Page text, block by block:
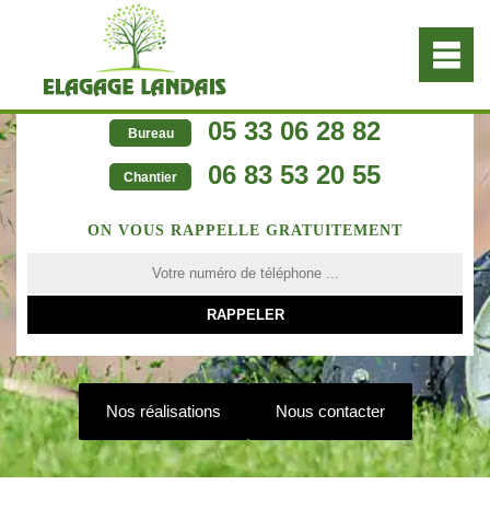
Bureau 05 33 06 28 82
Chantier 06 83 53 20 55
ON VOUS RAPPELLE GRATUITEMENT
Nos réalisations Nous contacter